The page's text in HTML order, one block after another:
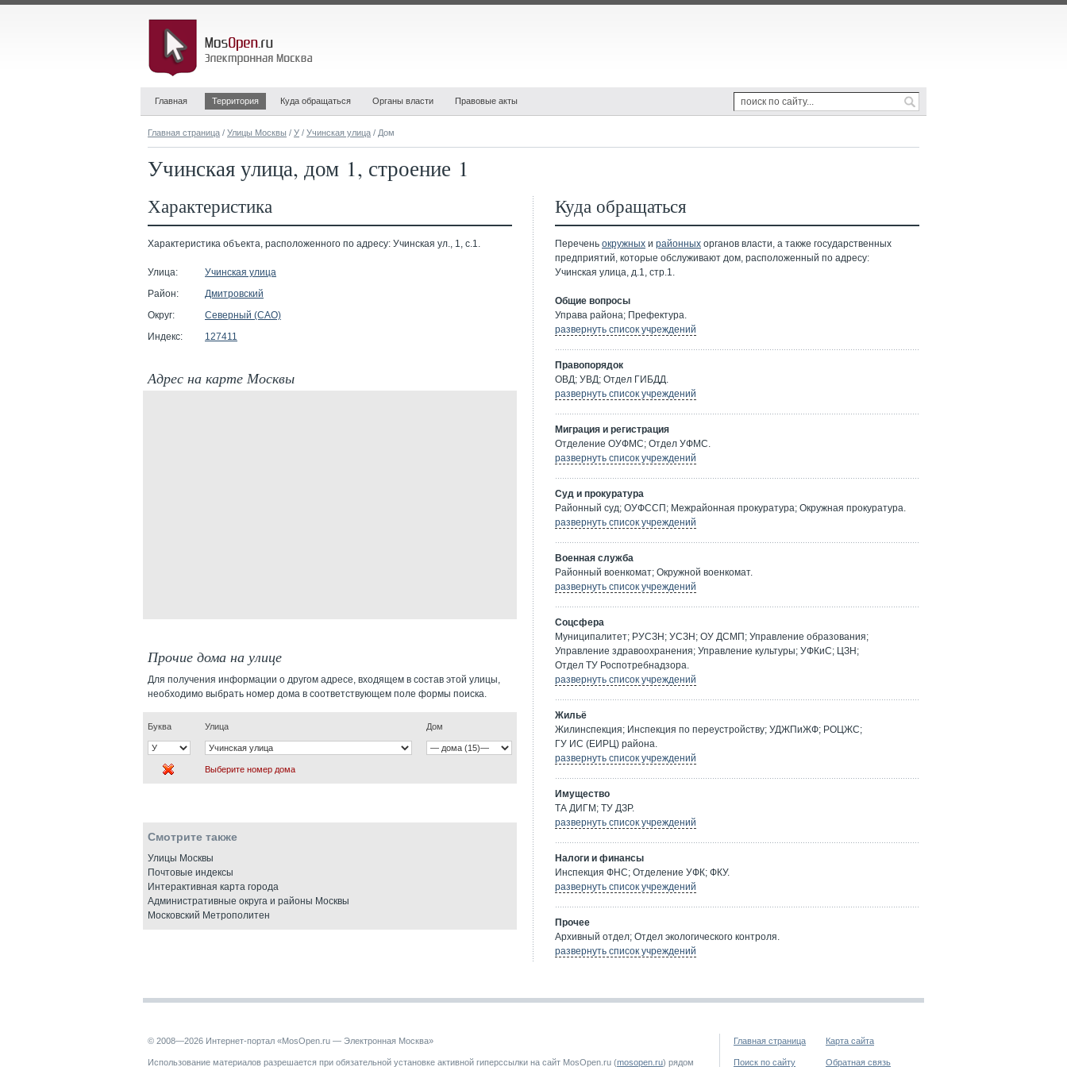
Главная Территория Куда обращаться Органы власти Правовые акты
Главная страница / Улицы Москвы / У / Учинская улица / Дом
Учинская улица, дом 1, строение 1
Характеристика
Характеристика объекта, расположенного по адресу: Учинская ул., 1, с.1.
Улица:
Учинская улица
Район:
Дмитровский
Округ:
Северный (САО)
Индекс:
127411
Адрес на карте Москвы
Прочие дома на улице
Для получения информации о другом адресе, входящем в состав этой улицы,
необходимо выбрать номер дома в соответствующем поле формы поиска.
Буква Улица Дом
Выберите номер дома
Смотрите также
Улицы Москвы
Почтовые индексы
Интерактивная карта города
Административные округа и районы Москвы
Московский Метрополитен
Куда обращаться
Перечень окружных и районных органов власти, а также государственных
предприятий, которые обслуживают дом, расположенный по адресу:
Учинская улица, д.1, стр.1.
Общие вопросы
Управа района; Префектура.
развернуть список учреждений
Правопорядок
ОВД; УВД; Отдел ГИБДД.
развернуть список учреждений
Миграция и регистрация
Отделение ОУФМС; Отдел УФМС.
развернуть список учреждений
Суд и прокуратура
Районный суд; ОУФССП; Межрайонная прокуратура; Окружная прокуратура.
развернуть список учреждений
Военная служба
Районный военкомат; Окружной военкомат.
развернуть список учреждений
Соцсфера
Муниципалитет; РУСЗН; УСЗН; ОУ ДСМП; Управление образования;
Управление здравоохранения; Управление культуры; УФКиС; ЦЗН;
Отдел ТУ Роспотребнадзора.
развернуть список учреждений
Жильё
Жилинспекция; Инспекция по переустройству; УДЖПиЖФ; РОЦЖС;
ГУ ИС (ЕИРЦ) района.
развернуть список учреждений
Имущество
ТА ДИГМ; ТУ ДЗР.
развернуть список учреждений
Налоги и финансы
Инспекция ФНС; Отделение УФК; ФКУ.
развернуть список учреждений
Прочее
Архивный отдел; Отдел экологического контроля.
развернуть список учреждений
© 2008—2026 Интернет-портал «MosOpen.ru — Электронная Москва»
Использование материалов разрешается при обязательной установке активной гиперссылки на сайт MosOpen.ru (mosopen.ru) рядом
Главная страница Карта сайта
Поиск по сайту Обратная связь